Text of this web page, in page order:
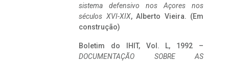
sistema defensivo nos Açores nos
séculos XVI-XIX, Alberto Vieira. (Em
construção)
Boletim do IHIT, Vol. L, 1992 –
DOCUMENTAÇÃO SOBRE AS